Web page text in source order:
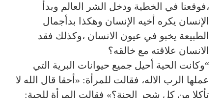
،فوقعنا في الخطية ودخل الشر العالم وبدأ
الإنسان يكره أخيه الإنسان وهكذا بدأجمال
الطبيعة يخبو في عيون الانسان ،وكذلك فقد
الانسان علاقته مع خالقه؟
“وكانت الحية أحيل جميع حيوانات البرية التي
عملها الرب الاله، فقالت للمرأة: «أحقا قال الله لا
تأكلا من كل شجر الجنة؟» فقالت المرأة للحية: